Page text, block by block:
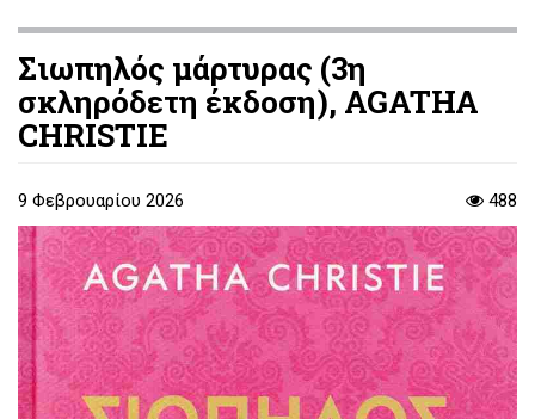
Σιωπηλός μάρτυρας (3η
σκληρόδετη έκδοση), AGATHA
CHRISTIE
9 Φεβρουαρίου 2026 488